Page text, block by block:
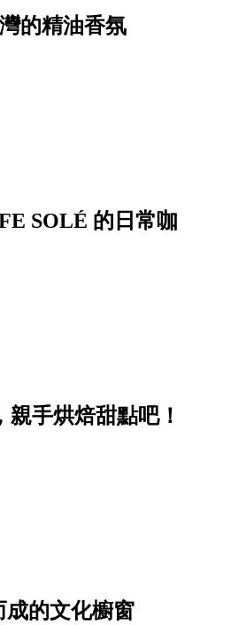
的精油香氛
SOLÉ 的日常咖
手烘焙甜點吧！
成的文化櫥窗